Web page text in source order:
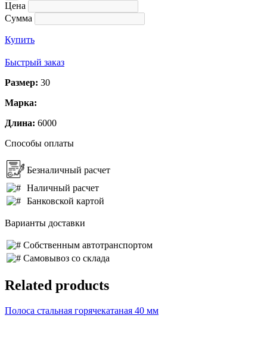
Цена
Сумма
Купить
Быстрый заказ
Размер: 30
Марка:
Длина: 6000
Способы оплаты
Безналичный расчет
Наличный расчет
Банковской картой
Варианты доставки
Собственным автотранспортом
Самовывоз со склада
Related products
Полоса стальная горячекатаная 40 мм